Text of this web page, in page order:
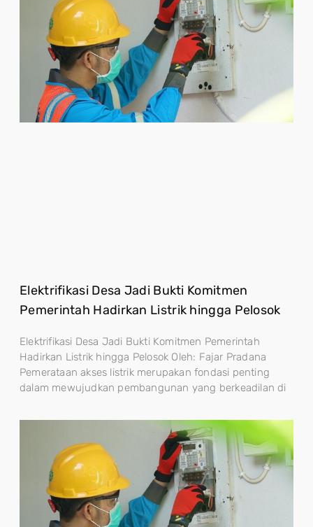
Elektrifikasi Desa Jadi Bukti Komitmen
Pemerintah Hadirkan Listrik hingga Pelosok
Elektrifikasi Desa Jadi Bukti Komitmen Pemerintah
Hadirkan Listrik hingga Pelosok Oleh: Fajar Pradana
Pemerataan akses listrik merupakan fondasi penting
dalam mewujudkan pembangunan yang berkeadilan di